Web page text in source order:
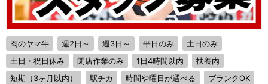
肉のヤマ牛 週2日～ 週3日～ 平日のみ
土日のみ
土日・祝日休み
閉店作業のみ 1日4時間以内
扶養内
短期（3ヶ月以内）
駅チカ 時間や曜日が選べる
ブランクOK